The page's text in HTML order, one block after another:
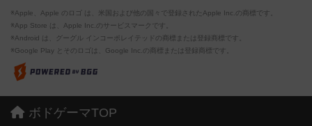
※Apple、Apple のロゴ は、米国および他の国々で登録されたApple Inc.の商標です。
※App Store は、Apple Inc.のサービスマークです。
※Android は、グーグル インコーポレイテッドの商標または登録商標です。
※Google Play とそのロゴは、Google Inc.の商標または登録商標です。
ボドゲーマTOP